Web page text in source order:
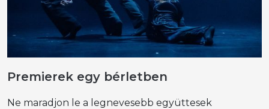
Premierek egy bérletben
Ne maradjon le a legnevesebb együttesek